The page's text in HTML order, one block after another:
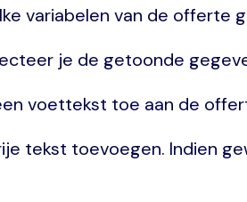
variabelen van de offerte
je de getoonde
voettekst toe aan de
tekst toevoegen. Indien